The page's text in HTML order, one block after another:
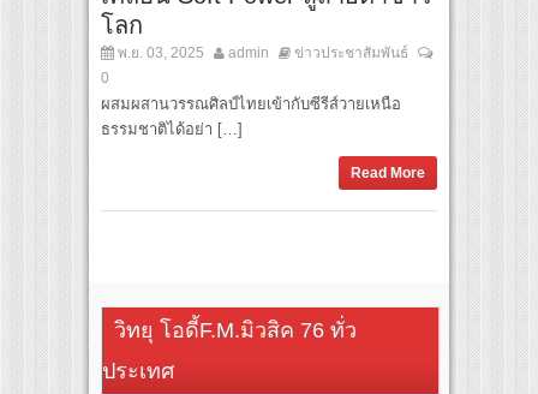
โลก
พ.ย. 03, 2025 admin
ข่าวประชาสัมพันธ์
0
ผสมผสานวรรณศิลป์ไทยเข้ากับซีรีส์วายเหนือ
ธรรมชาติได้อย่า […]
Read More
วิทยุ โอดี้F.M.มิวสิค 76 ทั่ว
ประเทศ